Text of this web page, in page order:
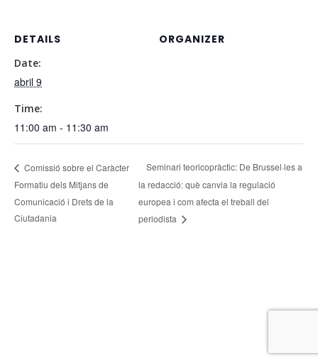
DETAILS
Date:
abril 9
Time:
11:00 am - 11:30 am
ORGANIZER
Comissió sobre el Caràcter
Formatiu dels Mitjans de
Comunicació i Drets de la
Ciutadania
Seminari teoricopràctic: De Brussel·les a
la redacció: què canvia la regulació
europea i com afecta el treball del
periodista